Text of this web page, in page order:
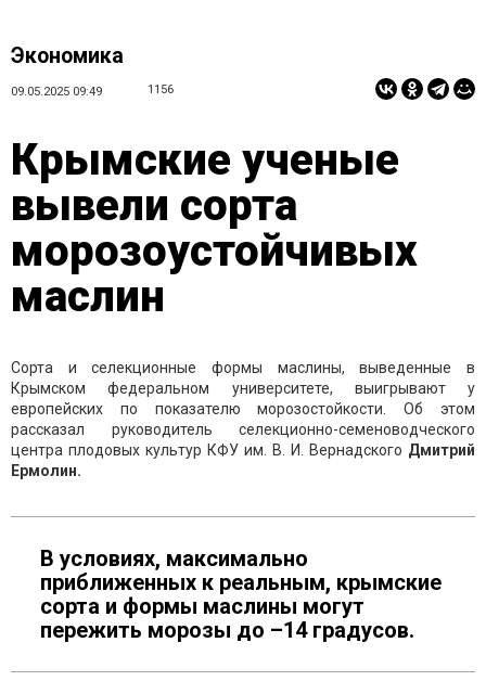
Экономика
09.05.2025 09:49 1156
Крымские ученые
вывели сорта
морозоустойчивых
маслин
Сорта и селекционные формы маслины, выведенные в
Крымском федеральном университете, выигрывают у
европейских по показателю морозостойкости. Об этом
рассказал руководитель селекционно-семеноводческого
центра плодовых культур КФУ им. В. И. Вернадского Дмитрий
Ермолин.
В условиях, максимально
приближенных к реальным, крымские
сорта и формы маслины могут
пережить морозы до –14 градусов.